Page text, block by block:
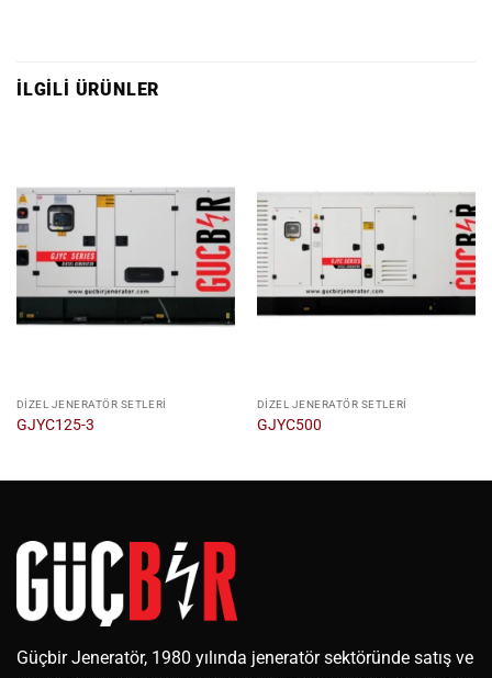
İLGILI ÜRÜNLER
DIZEL JENERATÖR SETLERI
GJYC125-3
DIZEL JENERATÖR SETLERI
GJYC500
Güçbir Jeneratör, 1980 yılında jeneratör sektöründe satış ve